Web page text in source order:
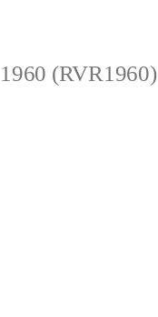
(RVR1960)